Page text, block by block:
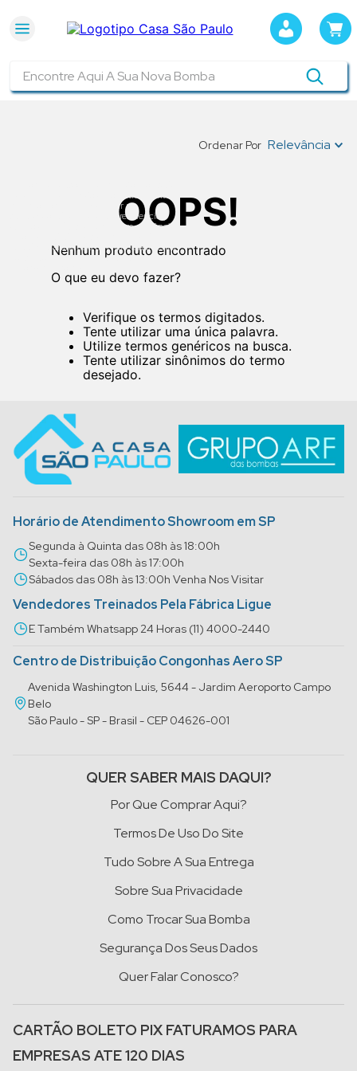
para iniciar a sucção automaticamente,
mesmo com presença de ar na
tubulação. Ideais para uso residencial,
agrícola e industrial, oferecem eficiência
líquidos, garantindo um funcionamento
contínuo sem a necessidade de
Ordenar Por Relevância
OOPS!
Nenhum produto encontrado
O que eu devo fazer?
Verifique os termos digitados.
Tente utilizar uma única palavra.
Utilize termos genéricos na busca.
Tente utilizar sinônimos do termo
desejado.
Horário de Atendimento Showroom em SP
Segunda à Quinta das 08h às 18:00h
Sexta-feira das 08h às 17:00h
Sábados das 08h às 13:00h Venha Nos Visitar
Vendedores Treinados Pela Fábrica Ligue
E Também Whatsapp 24 Horas (11) 4000-2440
Centro de Distribuição Congonhas Aero SP
Avenida Washington Luis, 5644 - Jardim Aeroporto Campo
Belo
São Paulo - SP - Brasil - CEP 04626-001
QUER SABER MAIS DAQUI?
Por Que Comprar Aqui?
Termos De Uso Do Site
Tudo Sobre A Sua Entrega
Sobre Sua Privacidade
Como Trocar Sua Bomba
Segurança Dos Seus Dados
Quer Falar Conosco?
CARTÃO BOLETO PIX FATURAMOS PARA
EMPRESAS ATE 120 DIAS